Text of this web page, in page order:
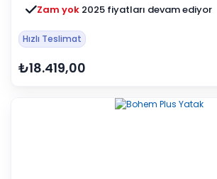
Zam yok 2025 fiyatları devam ediyor
Hızlı Teslimat
₺18.419,00